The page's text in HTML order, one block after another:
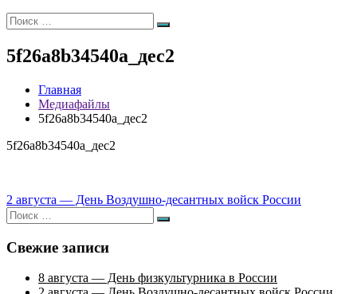
Искать:
Поиск
5f26a8b34540a_дес2
Главная
Медиафайлы
5f26a8b34540a_дес2
5f26a8b34540a_дес2
Навигация
по
записям
2 августа — День Воздушно-десантных войск России
Искать:
Поиск
Свежие записи
8 августа — День физкультурника в России